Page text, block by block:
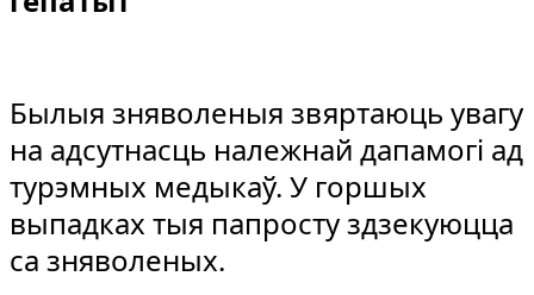
Былыя зняволеныя звяртаюць увагу
на адсутнасць належнай дапамогі ад
турэмных медыкаў. У горшых
выпадках тыя папросту здзекуюцца
са зняволеных.